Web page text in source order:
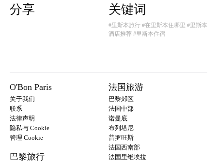
分享 关键词
#里斯本旅行 #在里斯本住哪里 #里斯本
酒店推荐 #里斯本住宿
O'Bon Paris
关于我们
联系
法律声明
隐私与 Cookie
管理 Cookie
巴黎旅行
法国旅游
巴黎郊区
法国中部
诺曼底
布列塔尼
普罗旺斯
法国西南部
法国里维埃拉